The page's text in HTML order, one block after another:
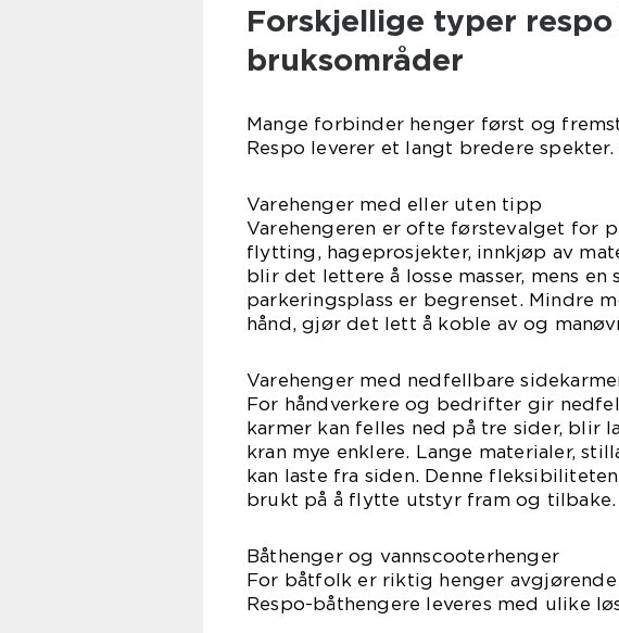
Forskjellige typer
bruksområder
Mange forbinder henger først og
Respo leverer et langt bredere
Varehenger med eller uten tipp
Varehengeren er ofte førstevalget for
flytting, hageprosjekter, innkjøp av
blir det lettere å losse masser, mens
parkeringsplass er begrenset. Mindre
hånd, gjør det lett å koble av og
Varehenger med nedfellbare
For håndverkere og bedrifter gir
karmer kan felles ned på tre sider, blir
kran mye enklere. Lange materialer,
kan laste fra siden. Denne
brukt på å flytte utstyr fram og tilbake.
Båthenger og vannscooterhenger
For båtfolk er riktig henger
Respo-båthengere leveres med ulike